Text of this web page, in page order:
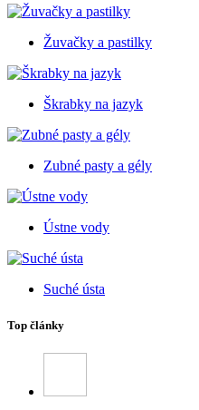
Žuvačky a pastilky
Škrabky na jazyk
Zubné pasty a gély
Ústne vody
Suché ústa
Top články